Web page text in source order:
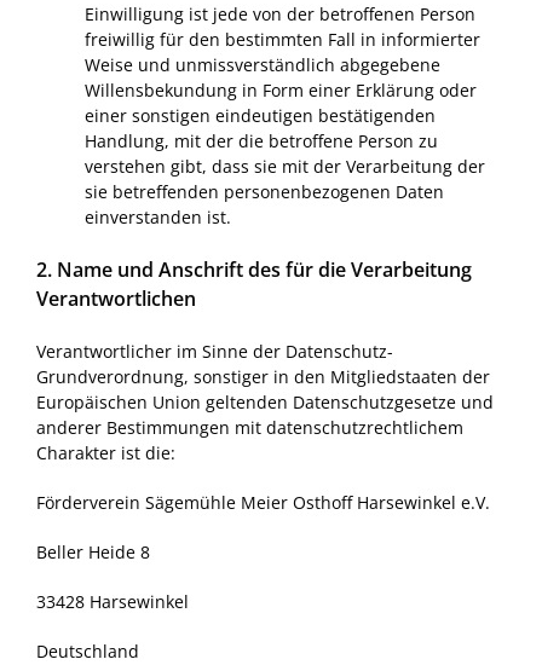
Einwilligung ist jede von der betroffenen Person
freiwillig für den bestimmten Fall in informierter
Weise und unmissverständlich abgegebene
Willensbekundung in Form einer Erklärung oder
einer sonstigen eindeutigen bestätigenden
Handlung, mit der die betroffene Person zu
verstehen gibt, dass sie mit der Verarbeitung der
sie betreffenden personenbezogenen Daten
einverstanden ist.
2. Name und Anschrift des für die Verarbeitung
Verantwortlichen
Verantwortlicher im Sinne der Datenschutz-
Grundverordnung, sonstiger in den Mitgliedstaaten der
Europäischen Union geltenden Datenschutzgesetze und
anderer Bestimmungen mit datenschutzrechtlichem
Charakter ist die:
Förderverein Sägemühle Meier Osthoff Harsewinkel e.V.
Beller Heide 8
33428 Harsewinkel
Deutschland